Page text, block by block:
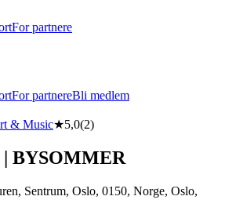
For partnere
For partnereBli medlem
& Music★5,0(2)
BYSOMMER
Sentrum, Oslo, 0150, Norge, Oslo,